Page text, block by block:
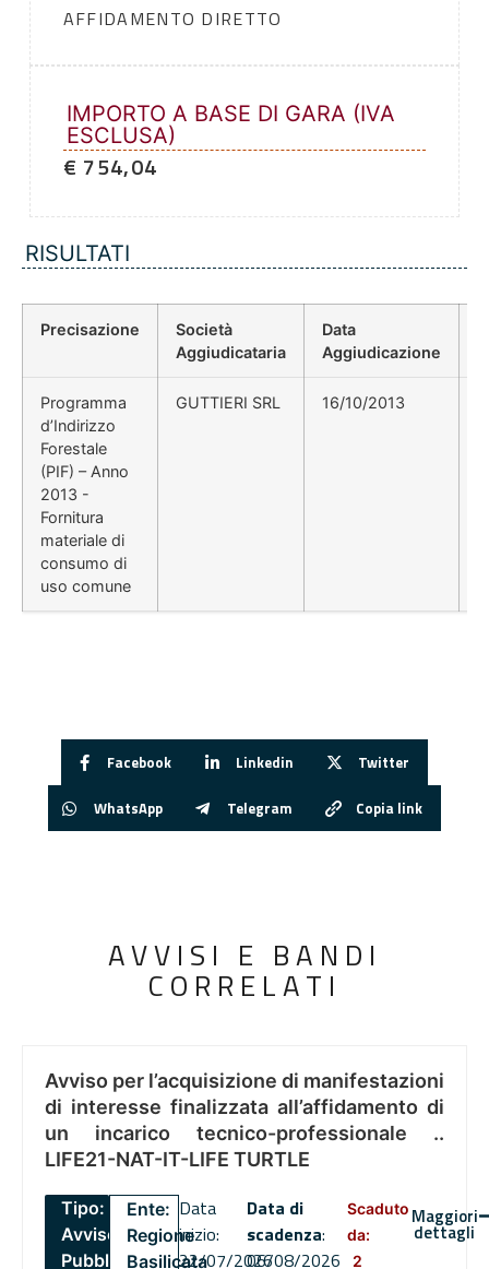
AFFIDAMENTO DIRETTO
IMPORTO A BASE DI GARA (IVA
ESCLUSA)
€ 754,04
RISULTATI
Precisazione
Società
Aggiudicataria
Data
Aggiudicazione
Programma
d’Indirizzo
Forestale
(PIF) – Anno
2013 -
Fornitura
materiale di
consumo di
uso comune
GUTTIERI SRL 16/10/2013
Facebook Linkedin Twitter
WhatsApp Telegram Copia link
AVVISI E BANDI
CORRELATI
Avviso per l’acquisizione di manifestazioni
di interesse finalizzata all’affidamento di
un incarico tecnico-professionale ..
LIFE21-NAT-IT-LIFE TURTLE
Tipo:
Avviso
Pubblico
Ente:
Regione
Basilicata
Data
inizio:
22/07/2026
Data di
scadenza:
06/08/2026
Scaduto
da:
2
Maggiori
dettagli